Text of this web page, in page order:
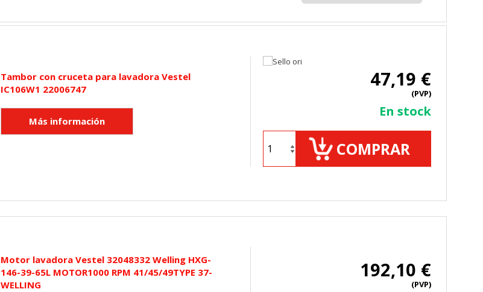
Tambor con cruceta para lavadora Vestel
IC106W1 22006747
47,19 €
(PVP)
En stock
COMPRAR
Motor lavadora Vestel 32048332 Welling HXG-
146-39-65L MOTOR1000 RPM 41/45/49TYPE 37-
WELLING
192,10 €
(PVP)